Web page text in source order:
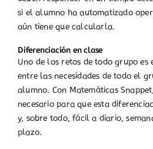
si el alumno ha automatizado
aún tiene que calcularla.
Diferenciación en clase
Uno de los retos de todo grupo
entre las necesidades de todo el
alumno. Con Matemáticas
necesario para que esta
y, sobre todo, fácil a diario,
plazo.